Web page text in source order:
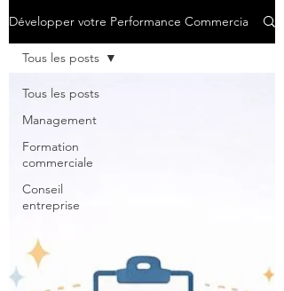
Développer votre Performance Commerciale
Tous les posts
Management
Formation
commerciale
Conseil
entreprise
Tous les posts